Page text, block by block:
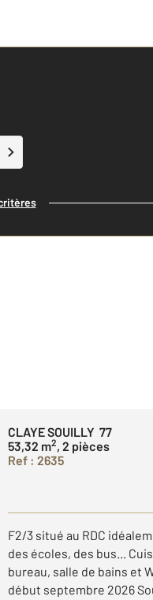
CLAYE SOUILLY 77
53,32 m2, 2 pièces
Ref : 2635
F2/3 situé au RDC
des écoles, des bus...
bureau, salle de bains et
début septembre 2026